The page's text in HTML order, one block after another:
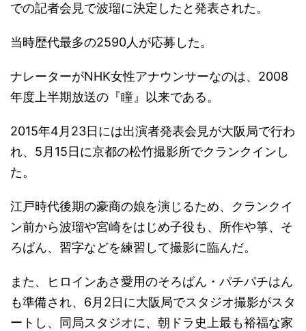
での記者会見で波瑠に決定したと発表された。
当時歴代最多の2590人が応募した。
ナレーターがNHK女性アナウンサーなのは、2008
年度上半期放送の『瞳』以来である。
2015年4月23日には出演者発表会見が大阪局で行わ
れ、5月15日に京都の松竹撮影所でクランクインし
た。
江戸時代後期の豪商の娘を演じるため、クランクイ
ン前から波瑠や宮崎をはじめ子役も、所作や箏、そ
ろばん、習字などを練習して撮影に臨んだ。
また、ヒロインあさ愛用のそろばん・パチパチはん
も準備され、6月2日に大阪局でスタジオ撮影がスタ
ートし、同局スタジオに、朝ドラ史上最も裕福な家